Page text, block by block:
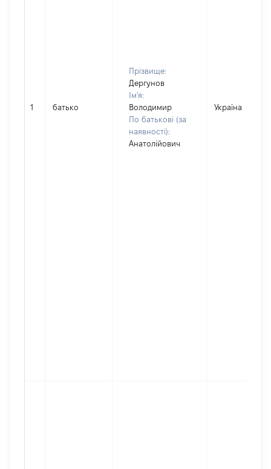
1 батько
Прізвище:
Дергунов
Ім'я:
Володимир
По батькові (за
наявності):
Анатолійович
Україна